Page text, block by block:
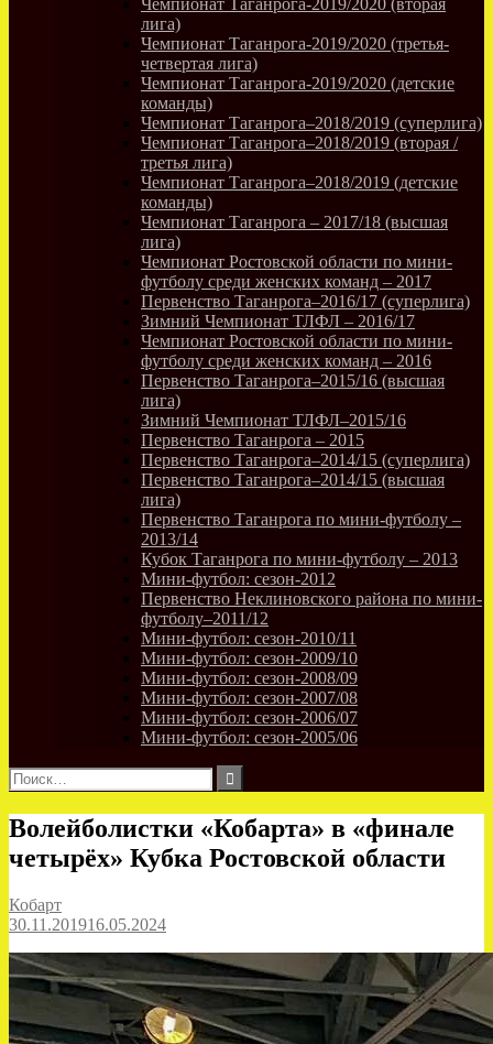
лига)
Чемпионат Таганрога-2019/2020 (третья-
четвертая лига)
Чемпионат Таганрога-2019/2020 (детские
команды)
Чемпионат Таганрога–2018/2019 (суперлига)
Чемпионат Таганрога–2018/2019 (вторая /
третья лига)
Чемпионат Таганрога–2018/2019 (детские
команды)
Чемпионат Таганрога – 2017/18 (высшая
лига)
Чемпионат Ростовской области по мини-
футболу среди женских команд – 2017
Первенство Таганрога–2016/17 (суперлига)
Зимний Чемпионат ТЛФЛ – 2016/17
Чемпионат Ростовской области по мини-
футболу среди женских команд – 2016
Первенство Таганрога–2015/16 (высшая
лига)
Зимний Чемпионат ТЛФЛ–2015/16
Первенство Таганрога – 2015
Первенство Таганрога–2014/15 (суперлига)
Первенство Таганрога–2014/15 (высшая
лига)
Первенство Таганрога по мини-футболу –
2013/14
Кубок Таганрога по мини-футболу – 2013
Мини-футбол: сезон-2012
Первенство Неклиновского района по мини-
футболу–2011/12
Мини-футбол: сезон-2010/11
Мини-футбол: сезон-2009/10
Мини-футбол: сезон-2008/09
Мини-футбол: сезон-2007/08
Мини-футбол: сезон-2006/07
Мини-футбол: сезон-2005/06
Найти:
Волейболистки «Кобарта» в «финале
четырёх» Кубка Ростовской области
Кобарт
30.11.201916.05.2024